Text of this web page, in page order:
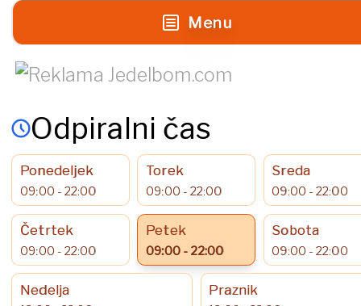
Menu
Odpiralni čas
Ponedeljek
09:00 - 22:00
Torek
09:00 - 22:00
Sreda
09:00 - 22:00
Četrtek
09:00 - 22:00
Petek
09:00 - 22:00
Sobota
09:00 - 22:00
Nedelja Praznik